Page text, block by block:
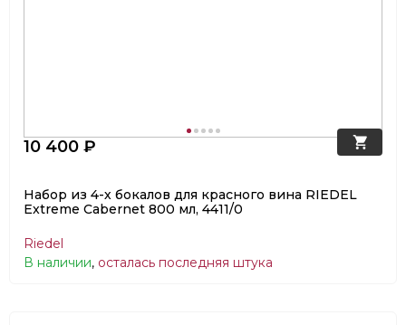
10 400 ₽
Набор из 4-х бокалов для красного вина RIEDEL
Extreme Cabernet 800 мл, 4411/0
Riedel
В наличии, осталась последняя штука